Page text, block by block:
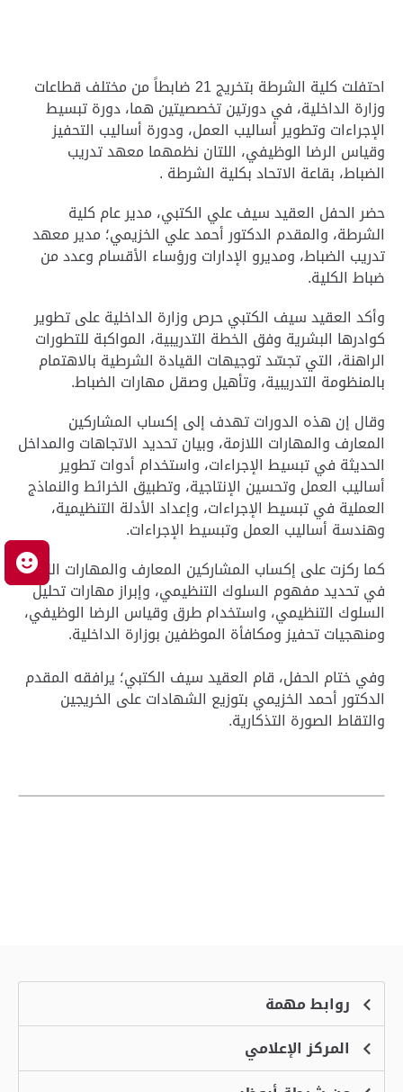
احتفلت كلية الشرطة بتخريج 21 ضابطاً من مختلف قطاعات
وزارة الداخلية، في دورتين تخصصيتين هما، دورة تبسيط
الإجراءات وتطوير أساليب العمل، ودورة أساليب التحفيز
وقياس الرضا الوظيفي، اللتان نظمهما معهد تدريب
الضباط، بقاعة الاتحاد بكلية الشرطة .
حضر الحفل العقيد سيف علي الكتبي، مدير عام كلية
الشرطة، والمقدم الدكتور أحمد علي الخزيمي؛ مدير معهد
تدريب الضباط، ومديرو الإدارات ورؤساء الأقسام وعدد من
ضباط الكلية.
وأكد العقيد سيف الكتبي حرص وزارة الداخلية على تطوير
كوادرها البشرية وفق الخطة التدريبية، المواكبة للتطورات
الراهنة، التي تجسّد توجيهات القيادة الشرطية بالاهتمام
بالمنظومة التدريبية، وتأهيل وصقل مهارات الضباط.
وقال إن هذه الدورات تهدف إلى إكساب المشاركين
المعارف والمهارات اللازمة، وبيان تحديد الاتجاهات والمداخل
الحديثة في تبسيط الإجراءات، واستخدام أدوات تطوير
أساليب العمل وتحسين الإنتاجية، وتطبيق الخرائط والنماذج
العملية في تبسيط الإجراءات، وإعداد الأدلة التنظيمية،
وهندسة أساليب العمل وتبسيط الإجراءات.
كما ركزت على إكساب المشاركين المعارف والمهارات اللازمة
في تحديد مفهوم السلوك التنظيمي، وإبراز مهارات تحليل
السلوك التنظيمي، واستخدام طرق وقياس الرضا الوظيفي،
ومنهجيات تحفيز ومكافأة الموظفين بوزارة الداخلية.
وفي ختام الحفل، قام العقيد سيف الكتبي؛ يرافقه المقدم
الدكتور أحمد الخزيمي بتوزيع الشهادات على الخريجين
والتقاط الصورة التذكارية.
روابط مهمة
الشكاوى
منصة التوظيف الذكية
المركز الإعلامي